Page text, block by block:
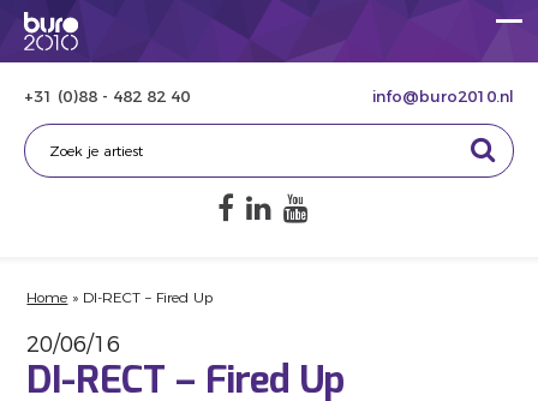
+31 (0)88 - 482 82 40 info@buro2010.nl
Home » DI-RECT – Fired Up
20/06/16
DI-RECT – Fired Up